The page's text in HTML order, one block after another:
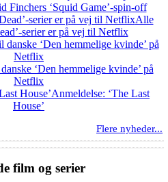
Finchers ‘Squid Game’-spin-off
Alle
serier er på vej til Netflix
‘Den hemmelige kvinde’ på
Netflix
Anmeldelse: ‘The Last
House’
Flere nyheder...
film og serier